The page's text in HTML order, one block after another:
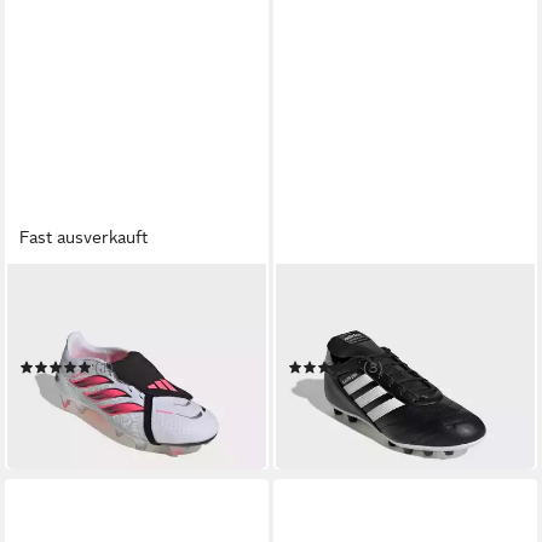
Fast ausverkauft
BÖDEN, UMSCHLAGBARE
ZUNGE Fußballschuh
(1)
ab 159,99 €
in 1-2 Werktagen bei dir
GROUND Fußballschuh
(3)
ab 90,99 € UVP 110,00 €
in 1-2 Werktagen bei dir